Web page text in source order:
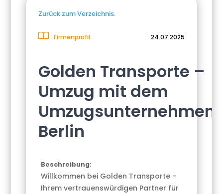
Zurück zum Verzeichnis.
Firmenprofil 24.07.2025
Golden Transporte –
Umzug mit dem
Umzugsunternehmen
Berlin
Beschreibung:
Willkommen bei Golden Transporte -
Ihrem vertrauenswürdigen Partner für